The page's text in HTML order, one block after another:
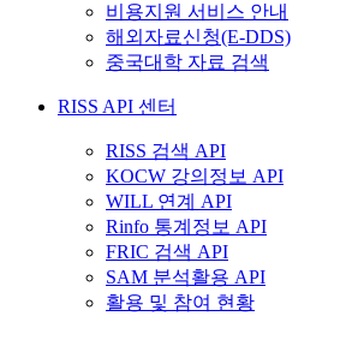
비용지원 서비스 안내
해외자료신청(E-DDS)
중국대학 자료 검색
RISS API 센터
RISS 검색 API
KOCW 강의정보 API
WILL 연계 API
Rinfo 통계정보 API
FRIC 검색 API
SAM 분석활용 API
활용 및 참여 현황